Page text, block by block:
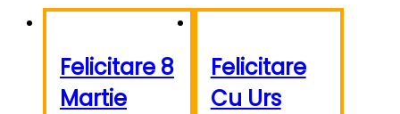
Felicitare 8
Martie
Felicitare
Cu Urs